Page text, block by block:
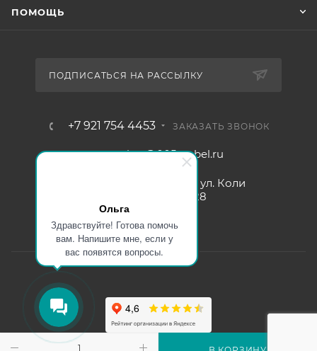
Ольга
Здравствуйте! Готова помочь
вам. Напишите мне, если у
вас появятся вопросы.
ПОМОЩЬ
ПОДПИСАТЬСЯ НА РАССЫЛКУ
+7 921 754 4453 ЗАКАЗАТЬ ЗВОНОК
zakaz@005mebel.ru
г. Санкт-Петербург, ул. Коли
Томчака д. 28
Интернет магазин мебели в Санкт-Петербурге © 2000-2026